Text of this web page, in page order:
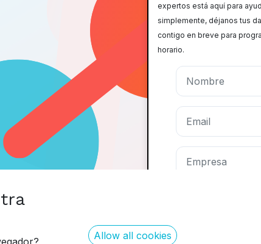
expertos está aquí para
simplemente, déjanos tus
contigo en breve para
horario.
Allow all cookies